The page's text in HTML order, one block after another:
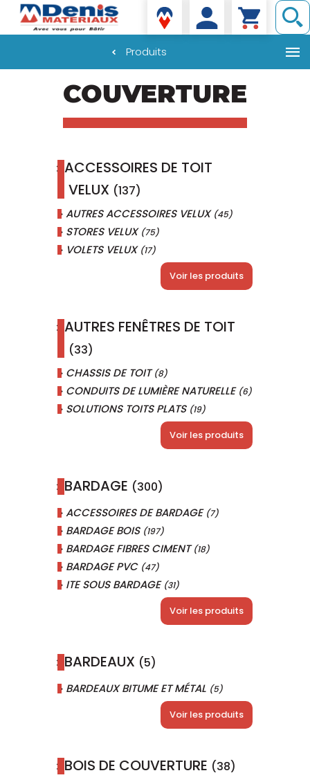
Denis matériaux
Produits
COUVERTURE
ACCESSOIRES DE TOIT
VELUX (137)
AUTRES ACCESSOIRES VELUX (45)
STORES VELUX (75)
VOLETS VELUX (17)
Voir les produits
AUTRES FENÊTRES DE TOIT
(33)
CHASSIS DE TOIT(8)
CONDUITS DE LUMIÈRE NATURELLE (6)
SOLUTIONS TOITS PLATS (19)
Voir les produits
BARDAGE (300)
ACCESSOIRES DE BARDAGE (7)
BARDAGE BOIS (197)
BARDAGE FIBRES CIMENT(18)
BARDAGE PVC (47)
ITE SOUS BARDAGE (31)
Voir les produits
BARDEAUX (5)
BARDEAUX BITUME ET MÉTAL (5)
Voir les produits
BOIS DE COUVERTURE (38)